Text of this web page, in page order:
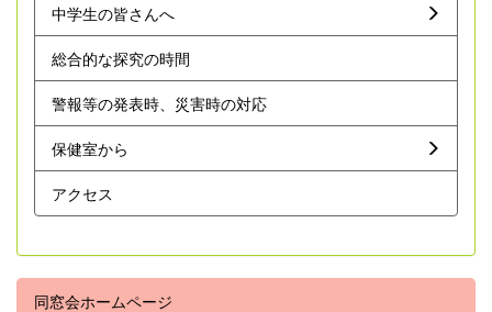
中学生の皆さんへ
総合的な探究の時間
警報等の発表時、災害時の対応
保健室から
アクセス
同窓会ホームページ